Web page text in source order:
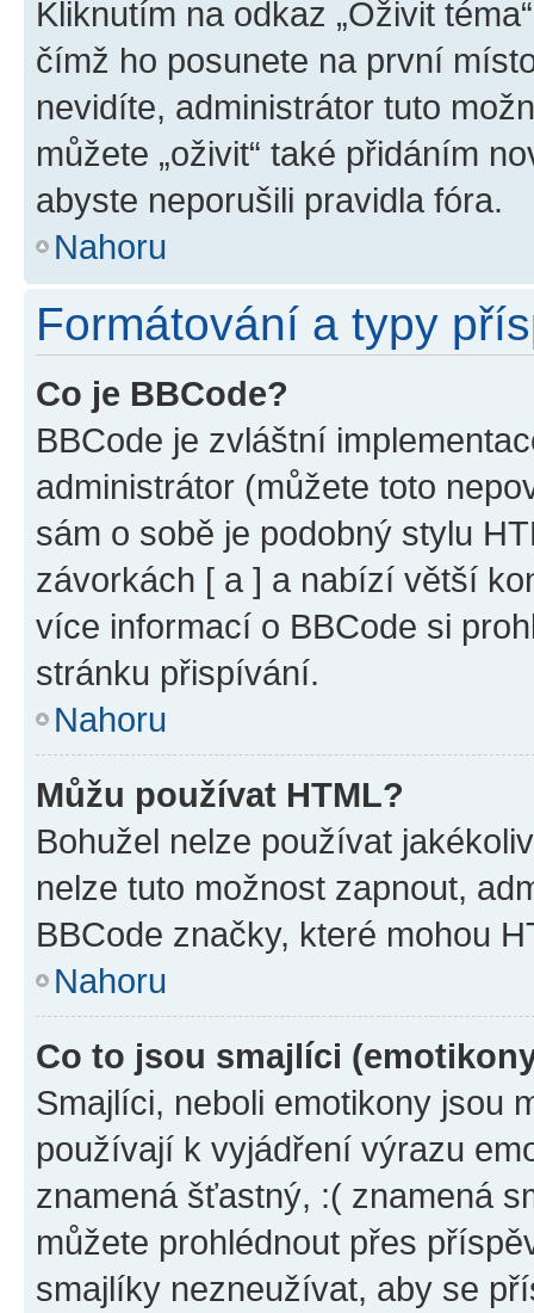
Kliknutím na odkaz „Oživit
čímž ho posunete na první
nevidíte, administrátor tuto
můžete „oživit“ také přidáním
abyste neporušili pravidla fóra.
Nahoru
Formátování a typy
Co je BBCode?
BBCode je zvláštní
administrátor (můžete toto
sám o sobě je podobný stylu
závorkách [ a ] a nabízí větší
více informací o BBCode si
stránku přispívání.
Nahoru
Můžu používat HTML?
Bohužel nelze používat
nelze tuto možnost zapnout,
BBCode značky, které mohou
Nahoru
Co to jsou smajlíci
Smajlíci, neboli emotikony jsou
používají k vyjádření výrazu
znamená šťastný, :( znamená
můžete prohlédnout přes
smajlíky nezneužívat, aby se